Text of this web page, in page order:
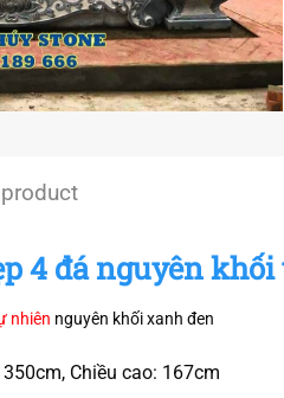
4 đá nguyên
nhiên nguyên khối xanh đen
Chiều cao: 167cm